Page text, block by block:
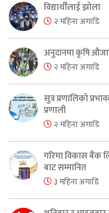
विद्यार्थीलाई झोला
२ महिना अगाडि
अनुदानमा कृषि
२ महिना अगाडि
सुत्र प्रणालिको
प्रणाली
२ महिना अगाडि
गरिमा विकास बैंक
बाट सम्मानित
३ महिना अगाडि